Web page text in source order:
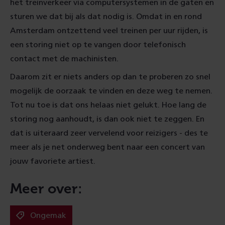
het treinverkeer via computersystemen in de gaten en
sturen we dat bij als dat nodig is. Omdat in en rond
Amsterdam ontzettend veel treinen per uur rijden, is
een storing niet op te vangen door telefonisch
contact met de machinisten.
Daarom zit er niets anders op dan te proberen zo snel
mogelijk de oorzaak te vinden en deze weg te nemen.
Tot nu toe is dat ons helaas niet gelukt. Hoe lang de
storing nog aanhoudt, is dan ook niet te zeggen. En
dat is uiteraard zeer vervelend voor reizigers - des te
meer als je net onderweg bent naar een concert van
jouw favoriete artiest.
Meer over:
Ongemak